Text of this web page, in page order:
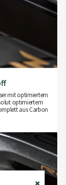
mit optimiertem
optimiertem
aus Carbon